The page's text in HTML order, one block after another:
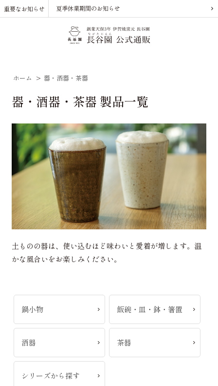
重要なお知らせ 夏季休業期間のお知らせ
ホーム > 器・酒器・茶器
器・酒器・茶器 製品一覧
土ものの器は、使い込むほど味わいと愛着が増します。温
かな風合いをお楽しみください。
鍋小物 飯碗・皿・鉢・箸置
酒器 茶器
シリーズから探す